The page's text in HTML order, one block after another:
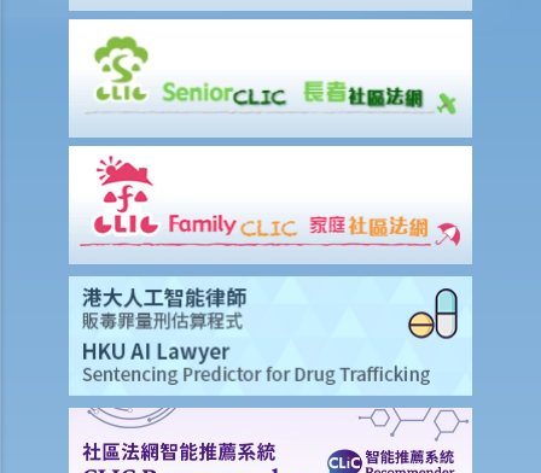
全措施，我可否進一步提出申索？
受保人已失蹤了數年，其保單受益人可否向保險公司索取死亡賠償？
在處理索償時，保險公司會否接受中醫發出的醫療報告 / 醫生紙？
如果我的保單已經失效，但我重新繳交保費以嘗試令保單「復效」。我
可否在這段期間向保險公司索償？
我為同一項目（如住院或家居意外）購買了數份保險。我可否從所有保
單索取全數保額，或只可索取實際開支或損失？人壽保險的死亡賠償會
否有不同規定？
醫療保險
在處理索償時，保險公司會否接受中醫發出的醫療報告 / 醫生紙？
我為同一項目（如住院或家居意外）購買了數份保險。我可否從所有保